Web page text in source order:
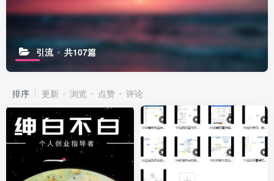
引流 共107篇
排序 更新 浏览 点赞 评论